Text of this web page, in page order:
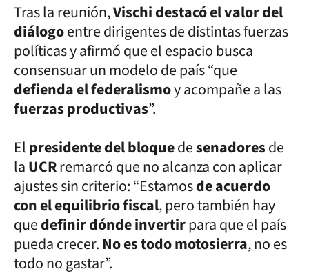
Tras la reunión,Vischi destacó el valor del
diálogoentre dirigentes de distintas fuerzas
políticas y afirmó que el espacio busca
consensuar un modelo de país “que
defienda el federalismoy acompañe a las
fuerzas productivas”.
Elpresidente del bloquedesenadoresde
laUCRremarcó que no alcanza con aplicar
ajustes sin criterio: “Estamosde acuerdo
con el equilibrio fiscal, pero también hay
quedefinir dónde invertirpara que el país
pueda crecer.No es todo motosierra, no es
todo no gastar”.